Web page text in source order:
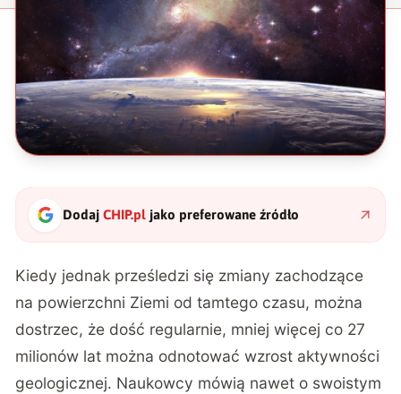
DodajCHIP.pl jako preferowane źródło
Kiedy jednak prześledzi się zmiany zachodzące
na powierzchni Ziemi od tamtego czasu, można
dostrzec, że dość regularnie, mniej więcej co 27
milionów lat można odnotować wzrost aktywności
geologicznej. Naukowcy mówią nawet o swoistym